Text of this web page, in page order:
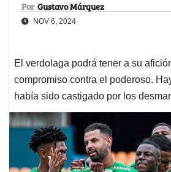
Por Gustavo Márquez
NOV 6, 2024
El verdolaga podrá tener a su
compromiso contra el poderoso.
había sido castigado por los